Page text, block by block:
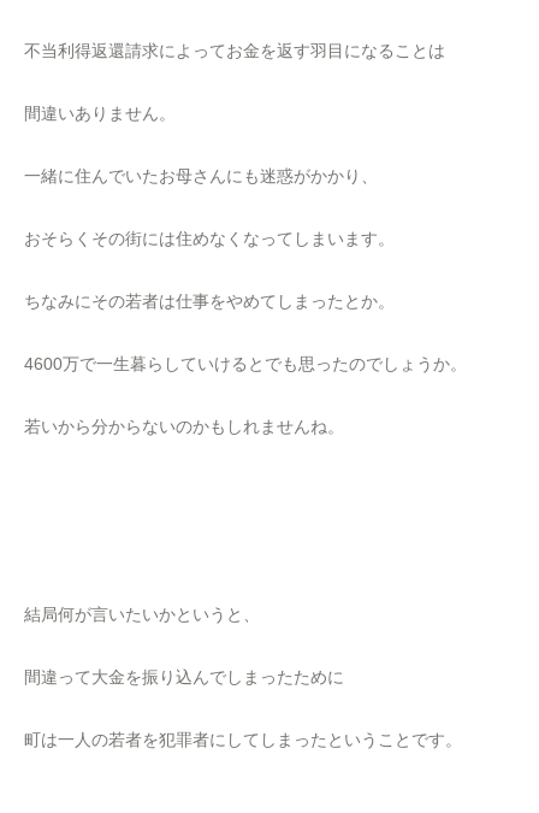
不当利得返還請求によってお金を返す羽目になることは
間違いありません。
一緒に住んでいたお母さんにも迷惑がかかり、
おそらくその街には住めなくなってしまいます。
ちなみにその若者は仕事をやめてしまったとか。
4600万で一生暮らしていけるとでも思ったのでしょうか。
若いから分からないのかもしれませんね。
結局何が言いたいかというと、
間違って大金を振り込んでしまったために
町は一人の若者を犯罪者にしてしまったということです。